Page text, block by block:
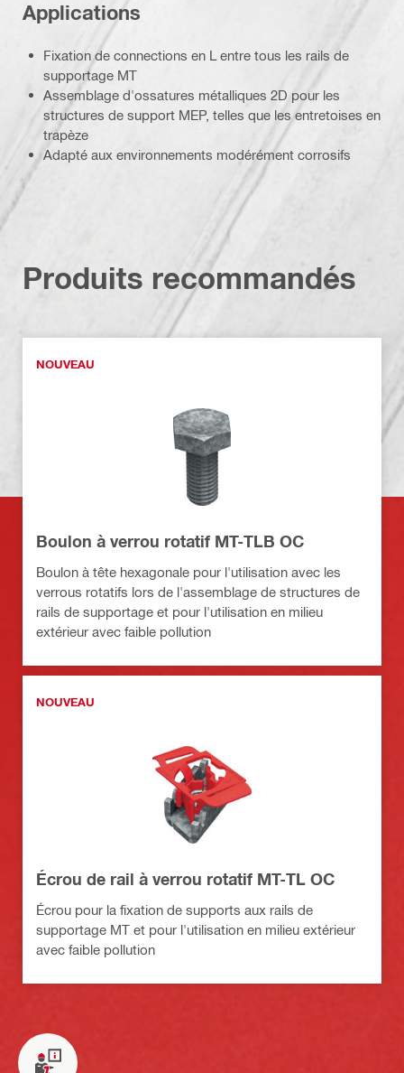
Applications
Fixation de connections en L entre tous les rails de
supportage MT
Assemblage d'ossatures métalliques 2D pour les
structures de support MEP, telles que les entretoises en
trapèze
Adapté aux environnements modérément corrosifs
Produits recommandés
NOUVEAU
Boulon à verrou rotatif MT-TLB OC
Boulon à tête hexagonale pour l'utilisation avec les
verrous rotatifs lors de l'assemblage de structures de
rails de supportage et pour l'utilisation en milieu
extérieur avec faible pollution
NOUVEAU
Écrou de rail à verrou rotatif MT-TL OC
Écrou pour la fixation de supports aux rails de
supportage MT et pour l'utilisation en milieu extérieur
avec faible pollution